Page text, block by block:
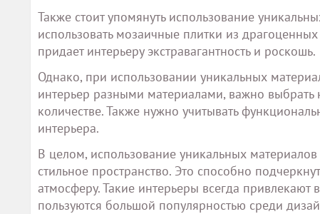
Также стоит упомянуть использование
использовать мозаичные плитки из
придает интерьеру экстравагантность и роскошь.
Однако, при использовании уникальных
интерьер разными материалами, важно выбрать
количестве. Также нужно учитывать
интерьера.
В целом, использование уникальных
стильное пространство. Это способно
атмосферу. Такие интерьеры всегда
пользуются большой популярностью среди